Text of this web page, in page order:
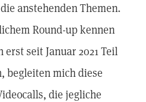
anstehenden Themen.
Round-up kennen
seit Januar 2021 Teil
begleiten mich diese
die jegliche